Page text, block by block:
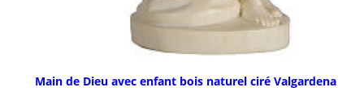
Main de Dieu avec enfant bois naturel ciré Valgardena